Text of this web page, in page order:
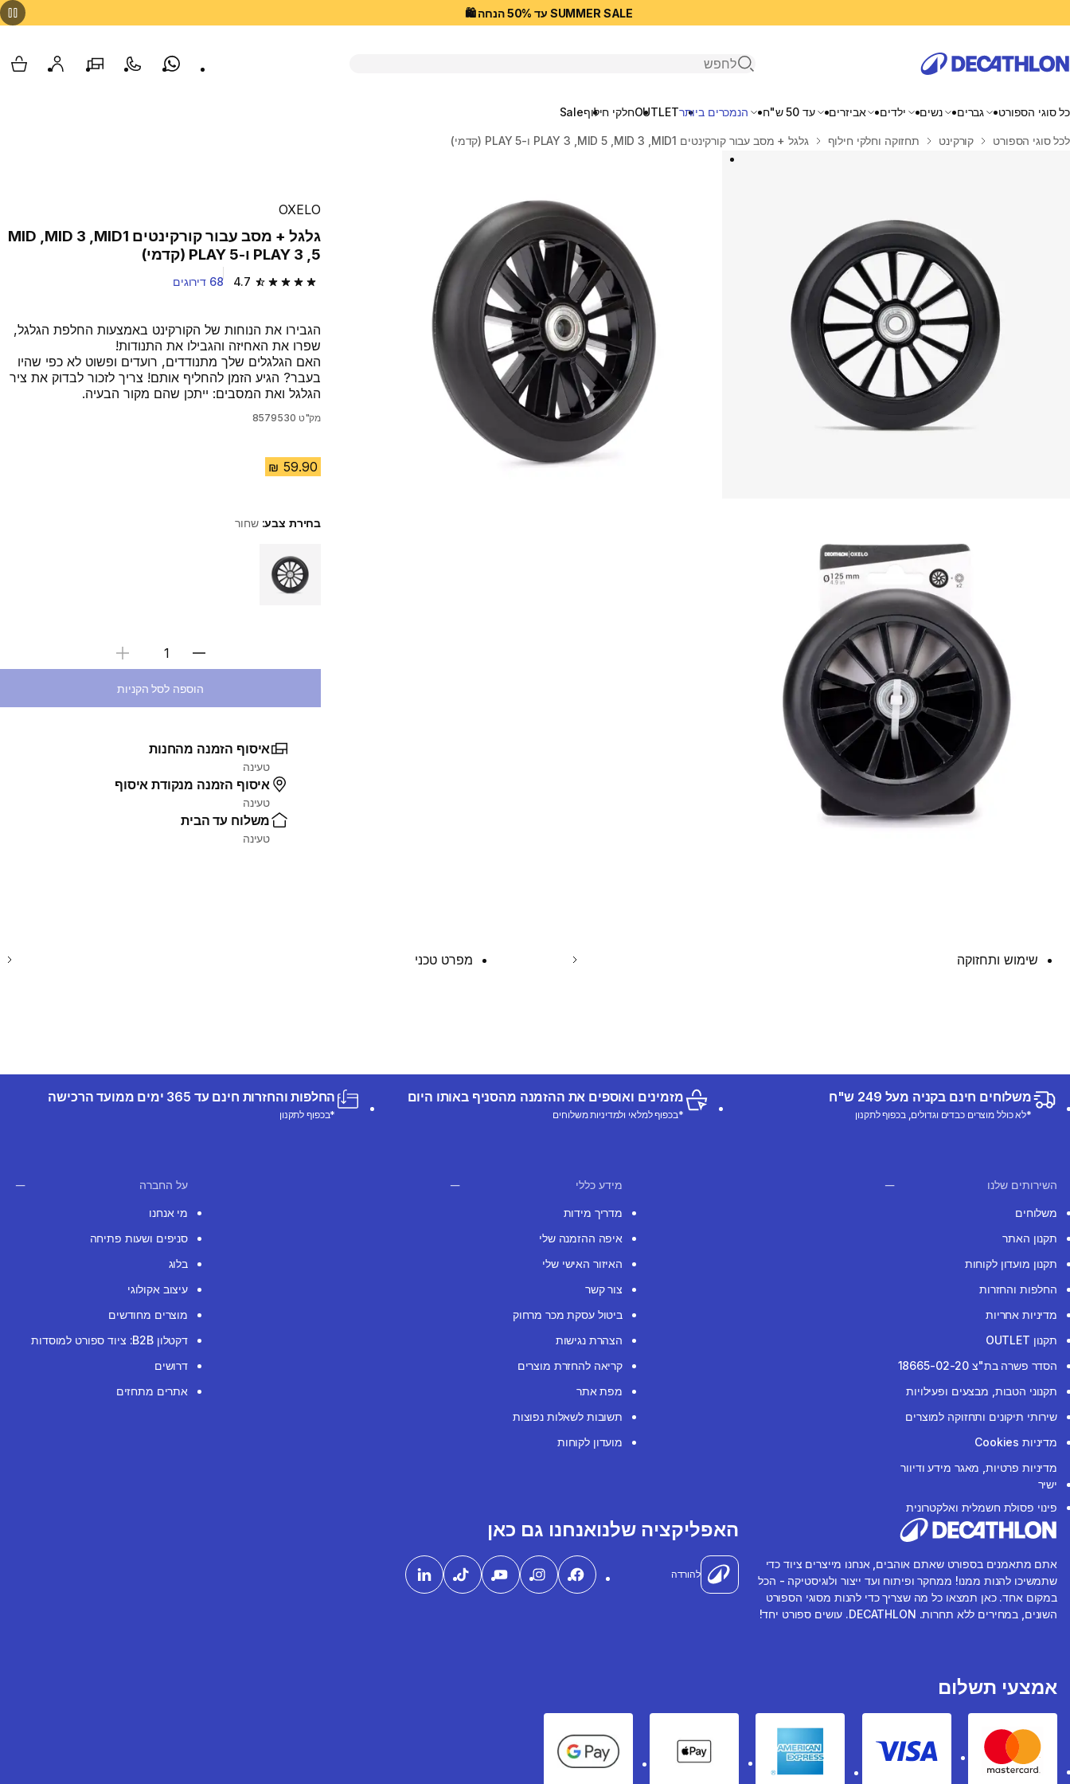
SUMMER SALE עד 50% הנחה 🛍️
פתיחת חיפוש
Whatsappצור קשרהסניפים שלנוהחשבון שלי
כל סוגי הספורט גברים נשים ילדים אביזרים עד 50 ש"ח הנמכרים ביותרOUTLETחלקי חילוףSale
בית
לכל סוגי הספורט קורקינט תחזוקה וחלקי חילוף גלגל + מסב עבור קורקינטים MID1, ‏MID 3, ‏MID 5, ‏PLAY 3 ו-PLAY 5 (קדמי)
OXELO
גלגל + מסב עבור קורקינטים MID1, ‏MID 3, ‏MID
5, ‏PLAY 3 ו-PLAY 5 (קדמי)
4.7 4.7 out of 5 stars from 68 reviews 68 דירוגים
הגבירו את הנוחות של הקורקינט באמצעות החלפת הגלגל,
שפרו את האחיזה והגבילו את התנודות!
האם הגלגלים שלך מתנודדים, רועדים ופשוט לא כפי שהיו
בעבר? הגיע הזמן להחליף אותם! צריך לזכור לבדוק את ציר
הגלגל ואת המסבים: ייתכן שהם מקור הבעיה.
מק"ט 8579530
בחירת צבע:שחור
Choose a variant
בחירת כמות
הוספה לסל הקניות
איסוף הזמנה מהחנות
טעינה
איסוף הזמנה מנקודת איסוף
טעינה
משלוח עד הבית
טעינה
שימוש ותחזוקה מפרט טכני
משלוחים חינם בקניה מעל 249 ש"ח
*לא כולל מוצרים כבדים וגדולים, בכפוף לתקנון
מזמינים ואוספים את ההזמנה מהסניף באותו היום
*בכפוף למלאי ולמדיניות משלוחים
החלפות והחזרות חינם עד 365 ימים ממועד הרכישה
*בכפוף לתקנון
השירותים שלנו
משלוחים
תקנון האתר
תקנון מועדון לקוחות
החלפות והחזרות
מדיניות אחריות
תקנון OUTLET
הסדר פשרה בת"צ 18665-02-20
תקנוני הטבות, מבצעים ופעילויות
שירותי תיקונים ותחזוקה למוצרים
מדיניות Cookies
מדיניות פרטיות, מאגר מידע ודיוור
ישיר
פינוי פסולת חשמלית ואלקטרונית
מידע כללי
מדריך מידות
איפה ההזמנה שלי
האיזור האישי שלי
צור קשר
ביטול עסקת מכר מרחוק
הצהרת נגישות
קריאה להחזרת מוצרים
מפת אתר
תשובות לשאלות נפוצות
מועדון לקוחות
על החברה
מי אנחנו
סניפים ושעות פתיחה
בלוג
עיצוב אקולוגי
מוצרים מחודשים
דקטלון B2B: ציוד ספורט למוסדות
דרושים
אתרים מתחזים
אתם מתאמנים בספורט שאתם אוהבים, אנחנו מייצרים ציוד כדי
שתמשיכו להנות ממנו! ממחקר ופיתוח ועד ייצור ולוגיסטיקה - הכל
במקום אחד. כאן תמצאו כל מה שצריך כדי להנות מסוגי הספורט
השונים, במחירים ללא תחרות. DECATHLON. עושים ספורט יחד!
האפליקציה שלנו
להורדה
אנחנו גם כאן
אמצעי תשלום
Mastercard
Visa
American express
Apple Pay
Google Pay